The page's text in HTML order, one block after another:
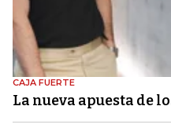
CAJA FUERTE
La nueva apuesta de